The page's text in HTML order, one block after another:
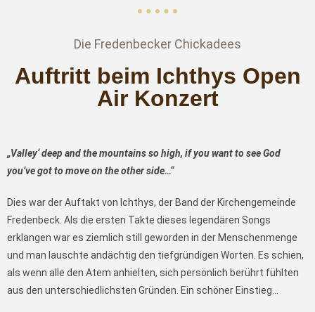
Die Fredenbecker Chickadees
Auftritt beim Ichthys Open
Air Konzert
„Valley‘ deep and the mountains so high, if you want to see God
you’ve got to move on the other side…“
Dies war der Auftakt von Ichthys, der Band der Kirchengemeinde
Fredenbeck. Als die ersten Takte dieses legendären Songs
erklangen war es ziemlich still geworden in der Menschenmenge
und man lauschte andächtig den tiefgründigen Worten. Es schien,
als wenn alle den Atem anhielten, sich persönlich berührt fühlten
aus den unterschiedlichsten Gründen. Ein schöner Einstieg…